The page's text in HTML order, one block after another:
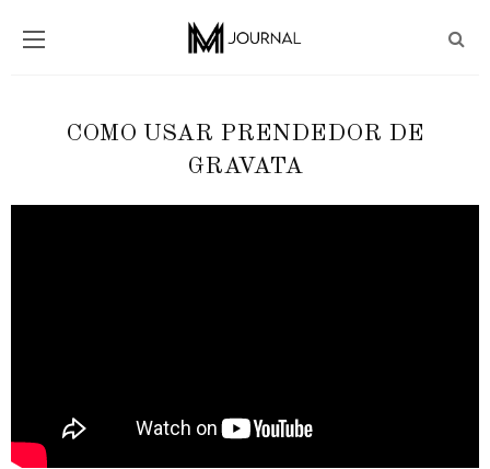
COMO USAR PRENDEDOR DE
GRAVATA